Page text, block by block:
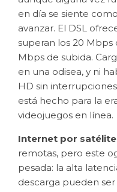
en día se siente
avanzar. El DSL
superan los 20 Mbps
Mbps de subida.
en una odisea, y ni
HD sin
está hecho para la
videojuegos en línea.
Internet por
remotas, pero este
pesada: la alta
descarga pueden